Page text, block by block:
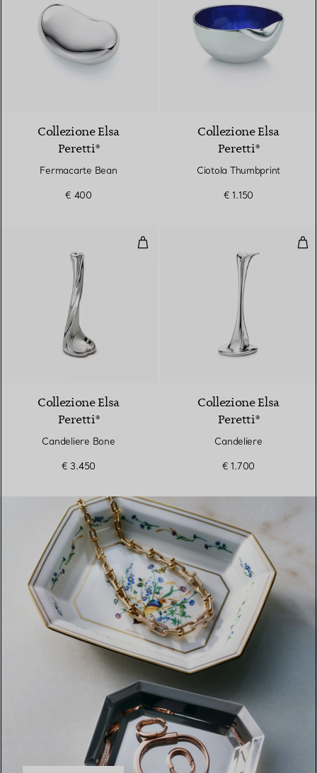
Collezione Elsa
Peretti®
Fermacarte Bean
€ 400
Collezione Elsa
Peretti®
Ciotola Thumbprint
€ 1.150
Candeliere Bone
Collezione Elsa
Peretti®
Candeliere Bone
€ 3.450
Collezione Elsa
Peretti®
Candeliere
€ 1.700